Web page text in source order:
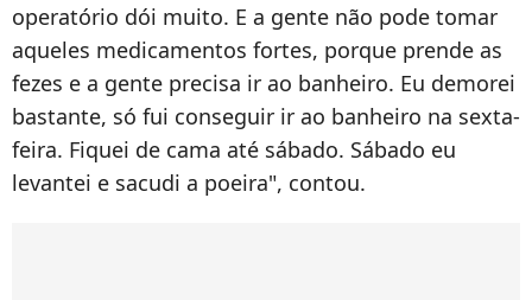
operatório dói muito. E a gente não pode tomar
aqueles medicamentos fortes, porque prende as
fezes e a gente precisa ir ao banheiro. Eu demorei
bastante, só fui conseguir ir ao banheiro na sexta-
feira. Fiquei de cama até sábado. Sábado eu
levantei e sacudi a poeira", contou.